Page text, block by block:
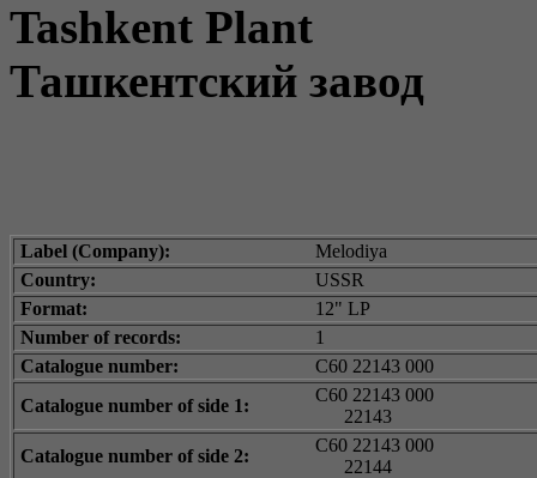
Tashkent Plant
Ташкентский завод
Label (Company):
Melodiya
Country:
USSR
Format:
12" LP
Number of records:
1
Catalogue number:
С60 22143 000
Catalogue number of side 1:
С60 22143 000
22143
Catalogue number of side 2:
С60 22143 000
22144